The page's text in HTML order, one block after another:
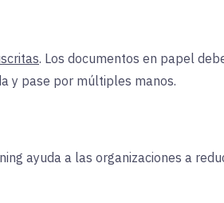
. Los documentos en papel
y pase por múltiples manos.
ayuda a las organizaciones a